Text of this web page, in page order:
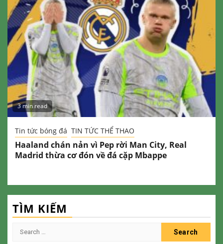
3 min read
Tin tức bóng đá TIN TỨC THỂ THAO
Haaland chán nản vì Pep rời Man City, Real
Madrid thừa cơ đón về đá cặp Mbappe
TÌM KIẾM
Search